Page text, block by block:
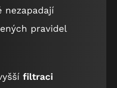
nezapadají
pravidel
filtraci